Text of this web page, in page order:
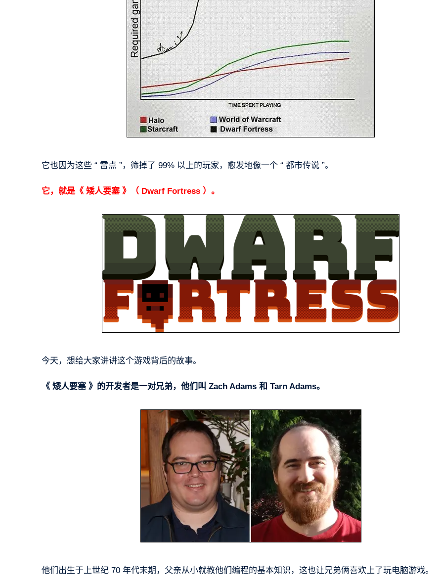
它也因为这些 “ 雷点 ”，筛掉了 99% 以上的玩家，愈发地像一个 “ 都市传说 ”。
它，就是《 矮人要塞 》（ Dwarf Fortress ）。
今天，想给大家讲讲这个游戏背后的故事。
《 矮人要塞 》的开发者是一对兄弟，他们叫 Zach Adams 和 Tarn Adams。
他们出生于上世纪 70 年代末期，父亲从小就教他们编程的基本知识，这也让兄弟俩喜欢上了玩电脑游戏。